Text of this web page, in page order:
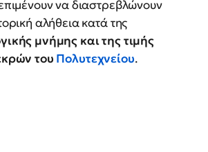
να διαστρεβλώνουν
αλήθεια κατά της
μνήμης και της τιμής
του Πολυτεχνείου.